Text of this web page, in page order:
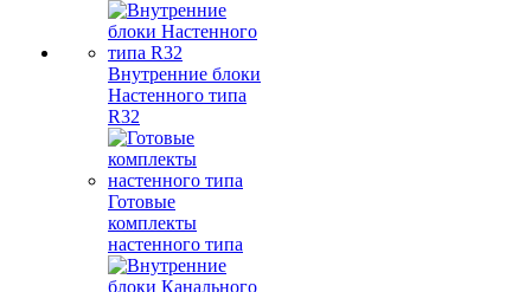
Внутренние блоки
Настенного типа
R32
Готовые
комплекты
настенного типа